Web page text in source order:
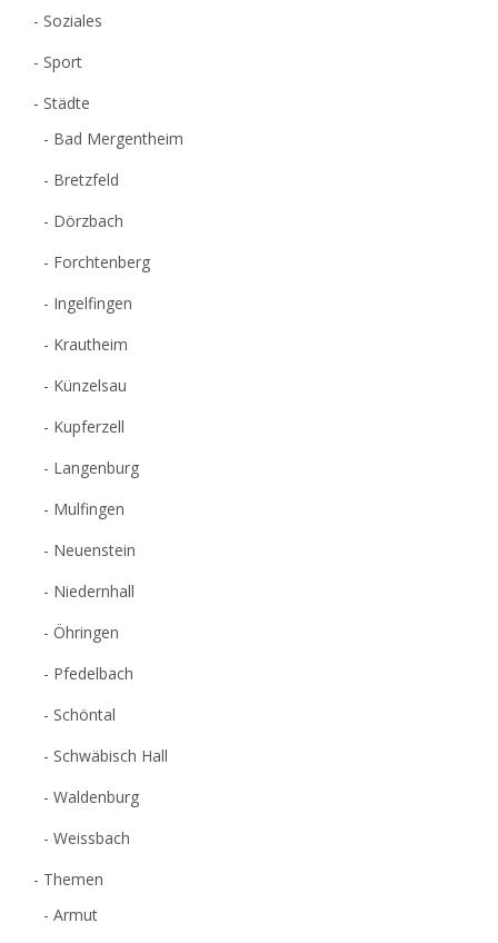
Soziales
Sport
Städte
Bad Mergentheim
Bretzfeld
Dörzbach
Forchtenberg
Ingelfingen
Krautheim
Künzelsau
Kupferzell
Langenburg
Mulfingen
Neuenstein
Niedernhall
Öhringen
Pfedelbach
Schöntal
Schwäbisch Hall
Waldenburg
Weissbach
Themen
Armut